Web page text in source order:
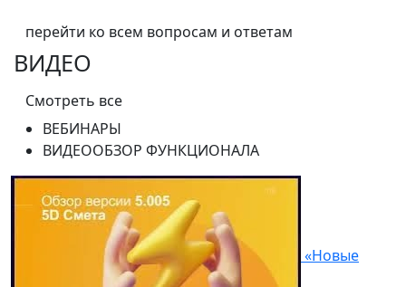
перейти ко всем вопросам и ответам
ВИДЕО
Смотреть все
ВЕБИНАРЫ
ВИДЕООБЗОР ФУНКЦИОНАЛА
«Новые